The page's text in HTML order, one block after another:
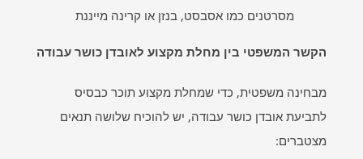
מסרטנים כמו אסבסט, בנזן או קרינה מייננת
הקשר המשפטי בין מחלת מקצוע לאובדן כושר עבודה
מבחינה משפטית, כדי שמחלת מקצוע תוכר כבסיס
לתביעת אובדן כושר עבודה, יש להוכיח שלושה תנאים
מצטברים: